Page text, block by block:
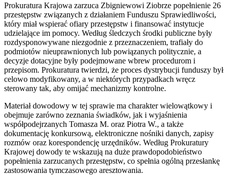
Prokuratura Krajowa zarzuca Zbigniewowi Ziobrze popełnienie 26
przestępstw związanych z działaniem Funduszu Sprawiedliwości,
który miał wspierać ofiary przestępstw i finansować instytucje
udzielające im pomocy. Według śledczych środki publiczne były
rozdysponowywane niezgodnie z przeznaczeniem, trafiały do
podmiotów nieuprawnionych lub powiązanych politycznie, a
decyzje dotacyjne były podejmowane wbrew procedurom i
przepisom. Prokuratura twierdzi, że proces dystrybucji funduszy był
celowo modyfikowany, a w niektórych przypadkach wręcz
sterowany tak, aby omijać mechanizmy kontrolne.
Materiał dowodowy w tej sprawie ma charakter wielowątkowy i
obejmuje zarówno zeznania świadków, jak i wyjaśnienia
współpodejrzanych Tomasza M. oraz Piotra W., a także
dokumentację konkursową, elektroniczne nośniki danych, zapisy
rozmów oraz korespondencję urzędników. Według Prokuratury
Krajowej dowody te wskazują na duże prawdopodobieństwo
popełnienia zarzucanych przestępstw, co spełnia ogólną przesłankę
zastosowania tymczasowego aresztowania.